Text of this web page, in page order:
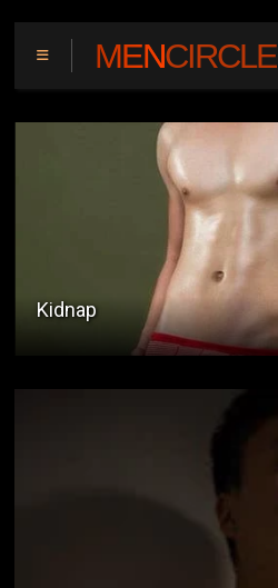
MENCIRCLE
Angel's Eyes